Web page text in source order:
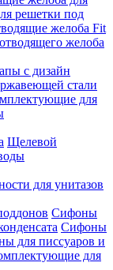
решетки под
желоба Fit
желоба
с дизайн
стали
для
Щелевой
для унитазов
Сифоны
Сифоны
для писсуаров и
для